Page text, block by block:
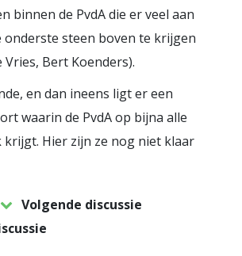
binnen de PvdA die er veel aan
onderste steen boven te krijgen
Vries, Bert Koenders).
en dan ineens ligt er een
waarin de PvdA op bijna alle
Hier zijn ze nog niet klaar
Volgende discussie